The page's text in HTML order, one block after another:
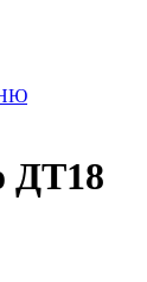
ДТ18